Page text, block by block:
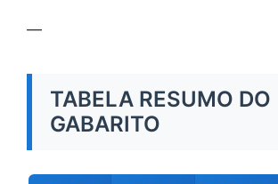
—
TABELA RESUMO DO
GABARITO